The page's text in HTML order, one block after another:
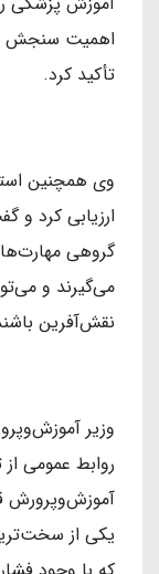
اهمیت سنجش
تأکید کرد.
وی همچنین
ارزیابی کرد و
گروهی
می‌گیرند و
نقش‌آفرین
وزیر
روابط عمومی
آموزش‌وپرورش
یکی از